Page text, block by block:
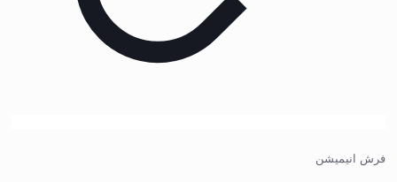
فرش انیمیشن